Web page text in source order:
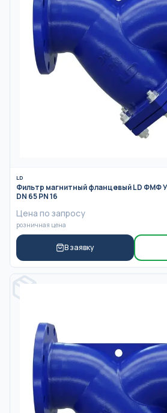
LD
Фильтр магнитный фланцевый LD ФМФ
DN 65 PN 16
Цена по запросу
розничная цена
В заявку